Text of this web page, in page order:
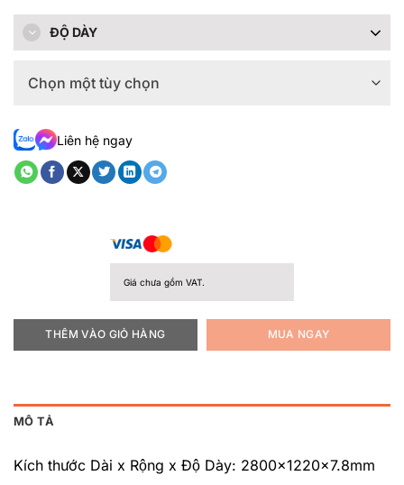
0.0
sao
ĐỘ DÀY
Liên hệ ngay
Giá chưa gồm VAT.
THÊM VÀO GIỎ HÀNG MUA NGAY
MÔ TẢ
Kích thước Dài x Rộng x Độ Dày: 2800x1220x7.8mm